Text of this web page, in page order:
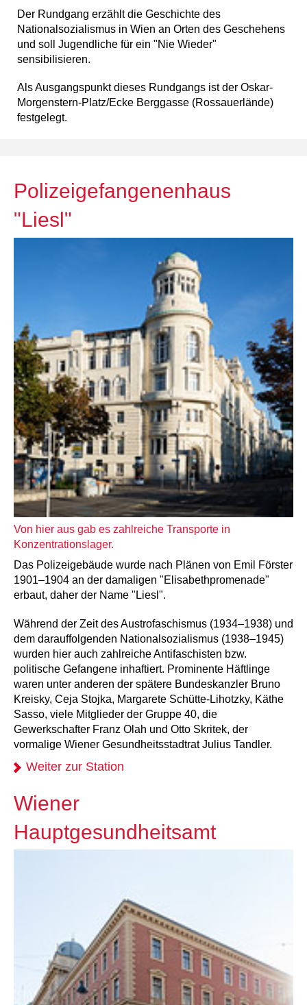
Der Rundgang erzählt die Geschichte des
Nationalsozialismus in Wien an Orten des Geschehens
und soll Jugendliche für ein "Nie Wieder"
sensibilisieren.
Als Ausgangspunkt dieses Rundgangs ist der Oskar-
Morgenstern-Platz/Ecke Berggasse (Rossauerlände)
festgelegt.
Polizeigefangenenhaus
"Liesl"
Von hier aus gab es zahlreiche Transporte in
Konzentrationslager.
Das Polizeigebäude wurde nach Plänen von Emil Förster
1901–1904 an der damaligen "Elisabethpromenade"
erbaut, daher der Name "Liesl".
Während der Zeit des Austrofaschismus (1934–1938) und
dem darauffolgenden Nationalsozialismus (1938–1945)
wurden hier auch zahlreiche Antifaschisten bzw.
politische Gefangene inhaftiert. Prominente Häftlinge
waren unter anderen der spätere Bundeskanzler Bruno
Kreisky, Ceja Stojka, Margarete Schütte-Lihotzky, Käthe
Sasso, viele Mitglieder der Gruppe 40, die
Gewerkschafter Franz Olah und Otto Skritek, der
vormalige Wiener Gesundheitsstadtrat Julius Tandler.
Weiter zur Station
Wiener
Hauptgesundheitsamt